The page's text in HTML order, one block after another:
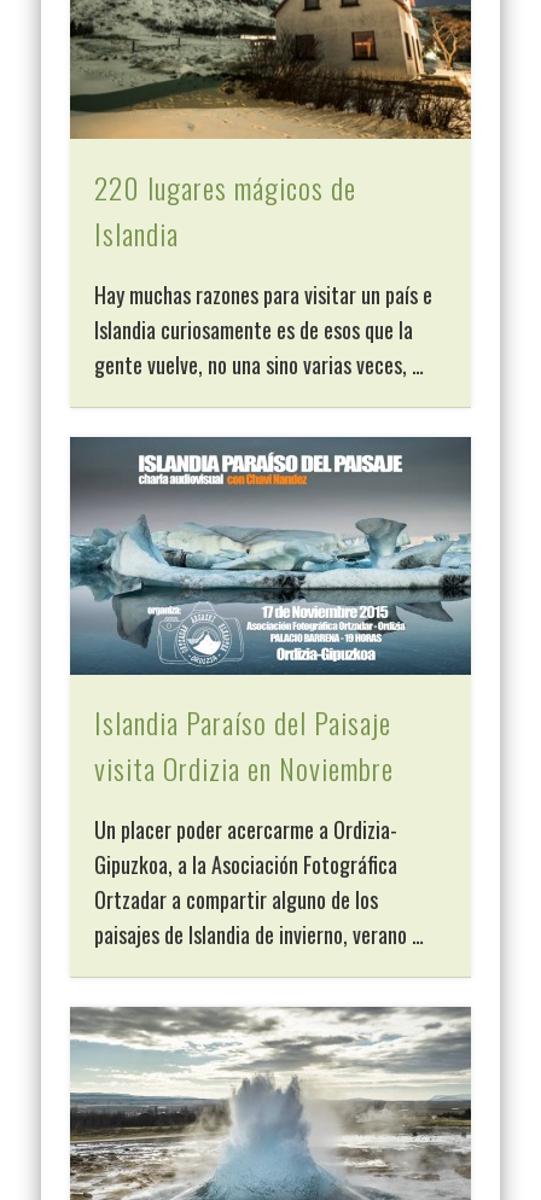
220 lugares mágicos de
Islandia
Hay muchas razones para visitar un país e
Islandia curiosamente es de esos que la
gente vuelve, no una sino varias veces, …
Islandia Paraíso del Paisaje
visita Ordizia en Noviembre
Un placer poder acercarme a Ordizia-
Gipuzkoa, a la Asociación Fotográfica
Ortzadar a compartir alguno de los
paisajes de Islandia de invierno, verano …